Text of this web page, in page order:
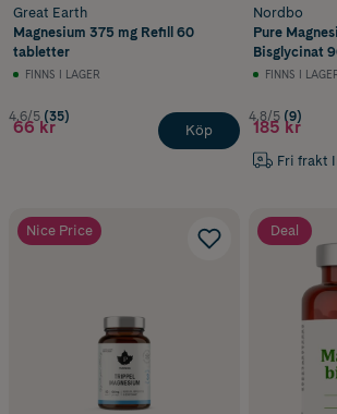
Great Earth
Magnesium 375 mg Refill 60
tabletter
FINNS I LAGER
4.6/5 (35)
66 kr Köp
Nordbo
Pure
Bisglycinat
FINNS I
4.8/5 (9)
185 kr
Fri frakt
Nice Price Deal